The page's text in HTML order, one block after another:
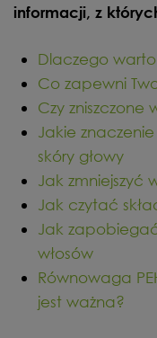
informacji, z
Dlaczego
Co zapewni
Czy zniszczone
Jakie
skóry głowy
Jak zmniejszyć
Jak czytać
Jak
włosów
Równowaga
jest ważna?